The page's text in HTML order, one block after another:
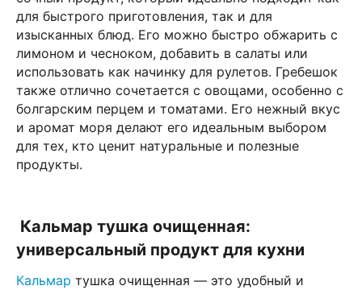
для быстрого приготовления, так и для
изысканных блюд. Его можно быстро обжарить с
лимоном и чесноком, добавить в салаты или
использовать как начинку для рулетов. Гребешок
также отлично сочетается с овощами, особенно с
болгарским перцем и томатами. Его нежный вкус
и аромат моря делают его идеальным выбором
для тех, кто ценит натуральные и полезные
продукты.
Кальмар тушка очищенная:
универсальный продукт для кухни
Кальмар тушка очищенная — это удобный и